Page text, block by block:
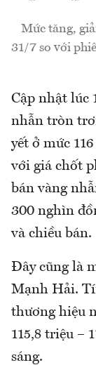
Mức tăng,
31/7 so với
Cập nhật lúc
nhẫn tròn
yết ở mức
với giá chốt
bán vàng
300 nghìn
và chiều bán.
Đây cũng là
Mạnh Hải.
thương hiệu
115,8 triệu –
sáng.